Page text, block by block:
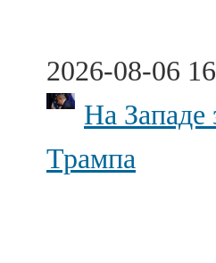
2026-08-06
На Западе
Трампа